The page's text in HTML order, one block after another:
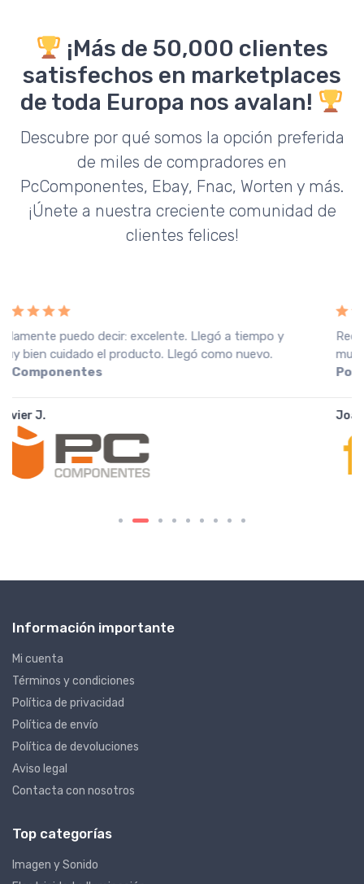
¡Más de 50,000 clientes
satisfechos en marketplaces
de toda Europa nos avalan!
Descubre por qué somos la opción preferida
de miles de compradores en
PcComponentes, Ebay, Fnac, Worten y más.
¡Únete a nuestra creciente comunidad de
clientes felices!
Recebi a encomenda em perfeitas condições, o que
muito agradeço. Recomendo o vendedor.Fnac
Portugal
João A.
Información importante
Mi cuenta
Términos y condiciones
Política de privacidad
Política de envío
Política de devoluciones
Aviso legal
Contacta con nosotros
Top categorías
Imagen y Sonido